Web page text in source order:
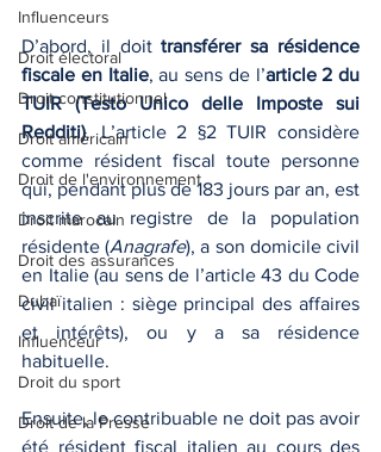
Influenceurs
Droit électoral
Droit constitutionnel
Droit américain
Droit de l'environnement
Droit marocain
Droit des assurances
Dubaï
Influenceur
Droit du sport
Droit de la Presse
D’abord, il doit transférer sa résidence
fiscale en Italie, au sens de l’article 2 du
TUIR (Testo Unico delle Imposte sui
Redditi). L’article 2 §2 TUIR considère
comme résident fiscal toute personne
qui, pendant plus de 183 jours par an, est
inscrite au registre de la population
résidente (Anagrafe), a son domicile civil
en Italie (au sens de l’article 43 du Code
civil italien : siège principal des affaires
et intérêts), ou y a sa résidence
habituelle.
Ensuite, le contribuable ne doit pas avoir